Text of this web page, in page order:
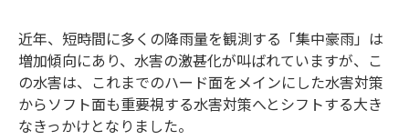
近年、短時間に多くの降雨量を観測する「集中豪雨」は
増加傾向にあり、水害の激甚化が叫ばれていますが、こ
の水害は、これまでのハード面をメインにした水害対策
からソフト面も重要視する水害対策へとシフトする大き
なきっかけとなりました。